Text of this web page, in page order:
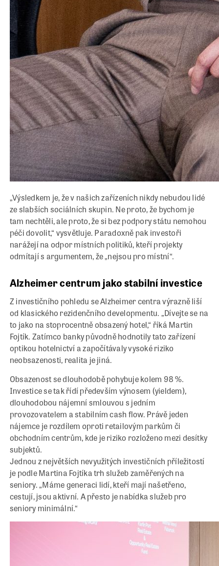
„Výsledkem je, že v našich zařízeních nikdy nebudou lidé
ze slabších sociálních skupin. Ne proto, že bychom je
tam nechtěli, ale proto, že si bez podpory státu nemohou
péči dovolit,“ vysvětluje. Paradoxně pak investoři
narážejí na odpor místních politiků, kteří projekty
odmítají s argumentem, že „nejsou pro místní“.
Alzheimer centrum jako stabilní investice
Z investičního pohledu se Alzheimer centra výrazně liší
od klasického rezidenčního developmentu. „Dívejte se na
to jako na stoprocentně obsazený hotel,“ říká Martin
Fojtík. Zatímco banky původně hodnotily tato zařízení
optikou hotelnictví a započítávaly vysoké riziko
neobsazenosti, realita je jiná.
Obsazenost se dlouhodobě pohybuje kolem 98 %.
Investice se tak řídí především výnosem (yieldem),
dlouhodobou nájemní smlouvou s jedním
provozovatelem a stabilním cash flow. Právě jeden
nájemce je rozdílem oproti retailovým parkům či
obchodním centrům, kde je riziko rozloženo mezi desítky
subjektů.
Jednou z největších nevyužitých investičních příležitostí
je podle Martina Fojtíka trh služeb zaměřených na
seniory. „Máme generaci lidí, kteří mají našetřeno,
cestují, jsou aktivní. A přesto je nabídka služeb pro
seniory minimální.“